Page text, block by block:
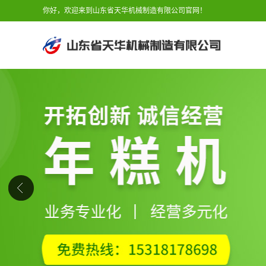
你好，欢迎来到山东省天华机械制造有限公司官网！